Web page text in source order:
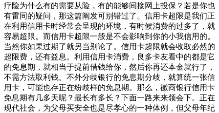
疗险为什么有的需要从险，有的能够间接网上投保？若是你也
有雷同的疑问，那这篇阐发可别错过了。信用卡超限是我们正
在利用信用卡时经常会呈现的环境，有时候消费的过多了，就
容易超限。而信用卡超限一般是不会影响到你的小我信用的。
当然你如果过期了就另当别论了。信用卡超限就会收取必然的
超限费，还有益息。利用信用卡消费，良多卡友看中的都是它
的免息期，就相当于提前借钱给你，然后你再还本金就行了，
不需方法取利钱。不外分歧银行的免息期分歧，就算统一张信
用卡，可能也存正在纷歧样的免息期。那么，徽商银行信用卡
免息期有几多天呢？最长有多长？下面一路来来领会下。正在
现代社会，为父母买安全也是尽孝心的一种体例，但父母年纪